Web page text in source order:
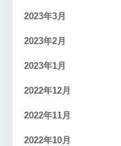
2023年3月
2023年2月
2023年1月
2022年12月
2022年11月
2022年10月